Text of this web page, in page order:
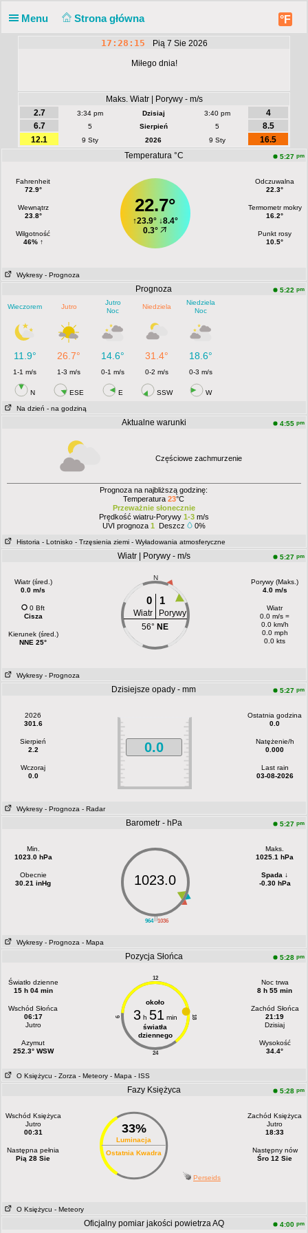
Menu Strona główna °F
17:28:16 Pią 7 Sie 2026
Miłego dnia!
Maks. Wiatr | Porywy - m/s
2.7
3:34 pm Dzisiaj 3:40 pm
4
6.7
5 Sierpień 5
8.5
12.1
9 Sty 2026 9 Sty
16.5
Temperatura °C
5:27 pm
Fahrenheit
72.9°
Wewnątrz
23.8°
Wilgotność
46% ↑
22.7°
↑23.9°↓8.4°
0.3°
Odczuwalna
22.3°
Termometr mokry
16.2°
Punkt rosy
10.5°
Wykresy - Prognoza
Prognoza 5:22 pm
Wieczorem Jutro
Jutro
Noc
Niedziela
Niedziela
Noc
11.9° 26.7° 14.6° 31.4° 18.6°
1-1 m/s 1-3 m/s 0-1 m/s 0-2 m/s 0-3 m/s
N ESE E SSW W
Na dzień - na godziną
Aktualne warunki 4:55 pm
Częściowe zachmurzenie
Prognoza na najbliższą godzinę:
Temperatura23°C
Przeważnie słonecznie
Prędkość wiatru-Porywy 1-3m/s
UVI prognoza 1 Deszcz 0%
Historia - Lotnisko - Trzęsienia ziemi - Wyładowania atmosferyczne
Wiatr | Porywy - m/s 5:27 pm
Wiatr (śred.)
0.0 m/s
0 Bft
Cisza
Kierunek (śred.)
NNE 25°
N
0 1
Wiatr
Porywy
56° NE
Porywy (Maks.)
4.0 m/s
Wiatr
0.0 m/s =
0.0 km/h
0.0 mph
0.0 kts
Wykresy - Prognoza
Dzisiejsze opady - mm 5:27 pm
2026
301.6
Sierpień
2.2
Wczoraj
0.0
0.0
Ostatnia godzina
0.0
Natężenie/h
0.000
Last rain
03-08-2026
Wykresy - Prognoza - Radar
Barometr - hPa 5:27 pm
Min.
1023.0 hPa
Obecnie
30.21 inHg
||
964 1036
1023.0
Maks.
1025.1 hPa
Spada ↓
-0.30 hPa
Wykresy - Prognoza - Mapa
Pozycja Słońca 5:28 pm
Światło dzienne
15 h 04 min
Wschód Słońca
06:17
Jutro
Azymut
252.3° WSW
12
24
6 18
około
3h 51 min
światła
dziennego
Noc trwa
8 h 55 min
Zachód Słońca
21:19
Dzisiaj
Wysokość
34.4°
O Księżycu - Zorza - Meteory - Mapa - ISS
Fazy Księżyca 5:28 pm
Wschód Księżyca
Jutro
00:31
Następna pełnia
Pią 28 Sie
33%
Luminacja
Ostatnia Kwadra
Zachód Księżyca
Jutro
18:33
Następny nów
Śro 12 Sie
Perseids
O Księżycu - Meteory
Oficjalny pomiar jakości powietrza AQ 4:00 pm